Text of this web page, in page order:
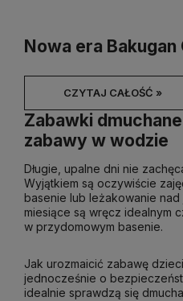
Nowa era Bakugan
CZYTAJ CAŁOŚĆ »
Zabawki
zabawy w wodzie
Długie, upalne dni nie
Wyjątkiem są oczywiście
basenie lub leżakowanie
miesiące są wręcz idealnym
w przydomowym basenie.
Jak urozmaicić zabawę
jednocześnie o
idealnie sprawdzą się